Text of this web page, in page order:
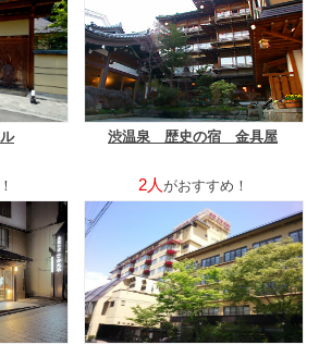
渋温泉 歴史の宿 金具屋
2人 がおすすめ！